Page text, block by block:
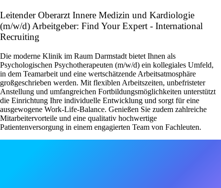
Leitender Oberarzt Innere Medizin und Kardiologie
(m/w/d) Arbeitgeber: Find Your Expert - International
Recruiting
Die moderne Klinik im Raum Darmstadt bietet Ihnen als
Psychologischen Psychotherapeuten (m/w/d) ein kollegiales Umfeld,
in dem Teamarbeit und eine wertschätzende Arbeitsatmosphäre
großgeschrieben werden. Mit flexiblen Arbeitszeiten, unbefristeter
Anstellung und umfangreichen Fortbildungsmöglichkeiten unterstützt
die Einrichtung Ihre individuelle Entwicklung und sorgt für eine
ausgewogene Work-Life-Balance. Genießen Sie zudem zahlreiche
Mitarbeitervorteile und eine qualitativ hochwertige
Patientenversorgung in einem engagierten Team von Fachleuten.